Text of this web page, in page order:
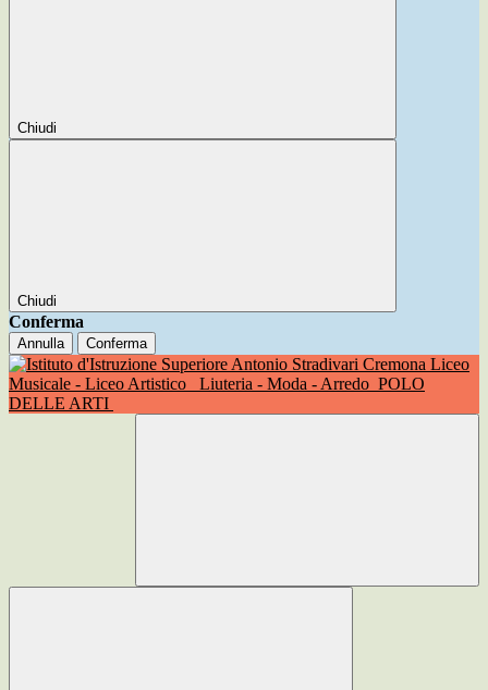
Chiudi
Chiudi
Conferma
Annulla Conferma
Liceo
Musicale - Liceo Artistico
Liuteria - Moda - Arredo POLO
DELLE ARTI